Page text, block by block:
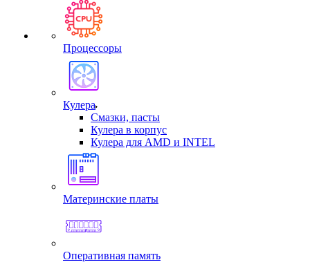
Процессоры
Кулера
Смазки, пасты
Кулера в корпус
Кулера для AMD и INTEL
Материнские платы
Оперативная память